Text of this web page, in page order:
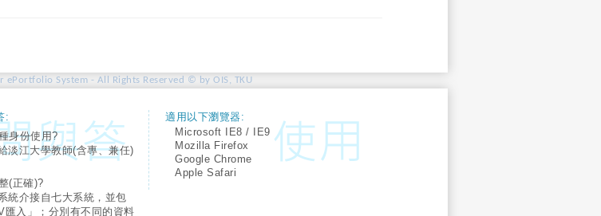
ePortfolio System - All Rights Reserved © by OIS, TKU
:
身份使用?
淡江大學教師(含專、兼任)
(正確)?
統介接自七大系統，並包
匯入」；分別有不同的資料
適用以下瀏覽器:
Microsoft IE8 / IE9
Mozilla Firefox
Google Chrome
Apple Safari